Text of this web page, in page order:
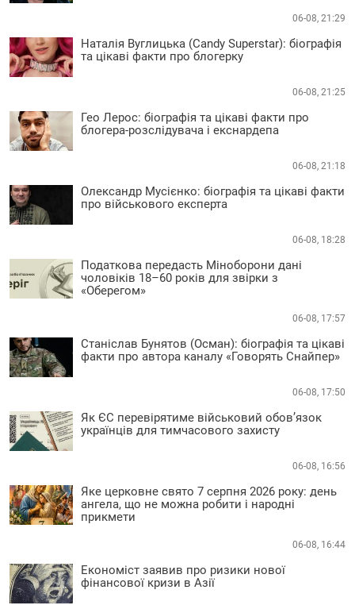
06-08, 21:29
Наталія Вуглицька (Candy Superstar): біографія
та цікаві факти про блогерку
06-08, 21:25
Гео Лерос: біографія та цікаві факти про
блогера-розслідувача і екснардепа
06-08, 21:18
Олександр Мусієнко: біографія та цікаві факти
про військового експерта
06-08, 18:28
Податкова передасть Міноборони дані
чоловіків 18–60 років для звірки з
«Оберегом»
06-08, 17:57
Станіслав Бунятов (Осман): біографія та цікаві
факти про автора каналу «Говорять Снайпер»
06-08, 17:50
Як ЄС перевірятиме військовий обов’язок
українців для тимчасового захисту
06-08, 16:56
Яке церковне свято 7 серпня 2026 року: день
ангела, що не можна робити і народні
прикмети
06-08, 16:44
Економіст заявив про ризики нової
фінансової кризи в Азії